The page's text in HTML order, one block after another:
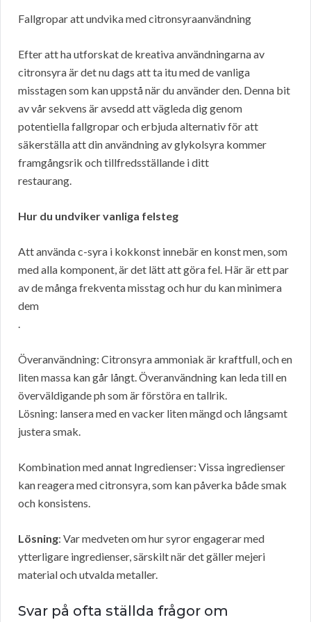
Fallgropar att undvika med citronsyraanvändning
Efter att ha utforskat de kreativa användningarna av
citronsyra är det nu dags att ta itu med de vanliga
misstagen som kan uppstå när du använder den. Denna bit
av vår sekvens är avsedd att vägleda dig genom
potentiella fallgropar och erbjuda alternativ för att
säkerställa att din användning av glykolsyra kommer
framgångsrik och tillfredsställande i ditt
restaurang.
Hur du undviker vanliga felsteg
Att använda c-syra i kokkonst innebär en konst men, som
med alla komponent, är det lätt att göra fel. Här är ett par
av de många frekventa misstag och hur du kan minimera
dem
.
Överanvändning: Citronsyra ammoniak är kraftfull, och en
liten massa kan går långt. Överanvändning kan leda till en
överväldigande ph som är förstöra en tallrik.
Lösning: lansera med en vacker liten mängd och långsamt
justera smak.
Kombination med annat Ingredienser: Vissa ingredienser
kan reagera med citronsyra, som kan påverka både smak
och konsistens.
Lösning: Var medveten om hur syror engagerar med
ytterligare ingredienser, särskilt när det gäller mejeri
material och utvalda metaller.
Svar på ofta ställda frågor om